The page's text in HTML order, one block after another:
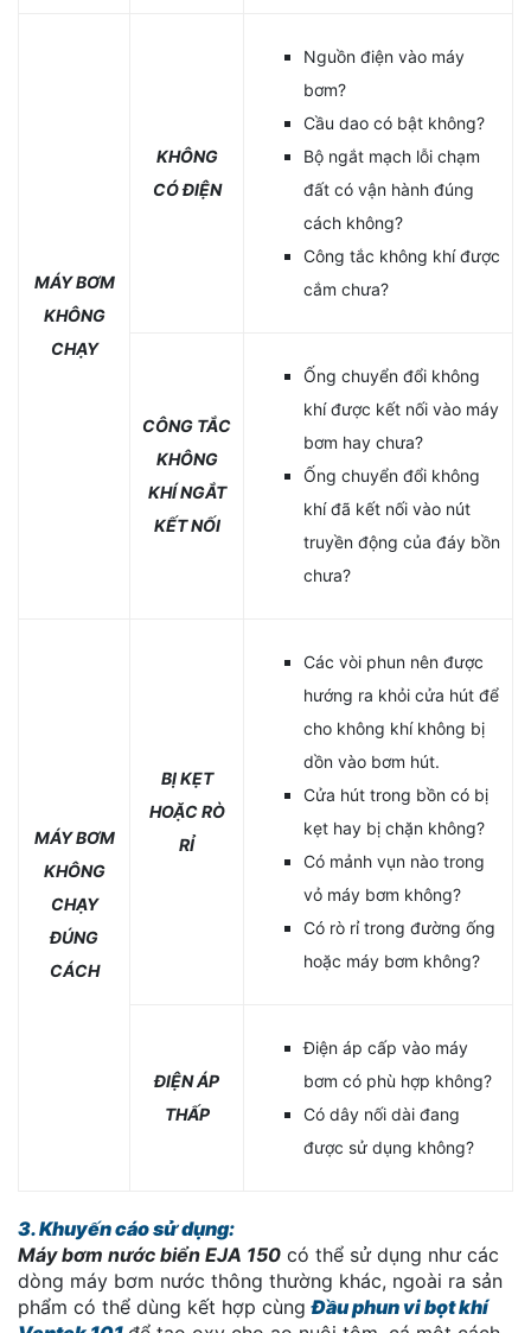
MÁY BƠM
KHÔNG
CHẠY
KHÔNG
CÓ ĐIỆN
Nguồn điện vào máy
bơm?
Cầu dao có bật không?
Bộ ngắt mạch lỗi chạm
đất có vận hành đúng
cách không?
Công tắc không khí được
cắm chưa?
CÔNG TẮC
KHÔNG
KHÍ NGẮT
KẾT NỐI
Ống chuyển đổi không
khí được kết nối vào máy
bơm hay chưa?
Ống chuyển đổi không
khí đã kết nối vào nút
truyền động của đáy bồn
chưa?
MÁY BƠM
KHÔNG
CHẠY
ĐÚNG
CÁCH
BỊ KẸT
HOẶC RÒ
RỈ
Các vòi phun nên được
hướng ra khỏi cửa hút để
cho không khí không bị
dồn vào bơm hút.
Cửa hút trong bồn có bị
kẹt hay bị chặn không?
Có mảnh vụn nào trong
vỏ máy bơm không?
Có rò rỉ trong đường ống
hoặc máy bơm không?
ĐIỆN ÁP
THẤP
Điện áp cấp vào máy
bơm có phù hợp không?
Có dây nối dài đang
được sử dụng không?
3. Khuyến cáo sử dụng:
Máy bơm nước biển EJA 150 có thể sử dụng như các
dòng máy bơm nước thông thường khác, ngoài ra sản
phẩm có thể dùng kết hợp cùngĐầu phun vi bọt khí